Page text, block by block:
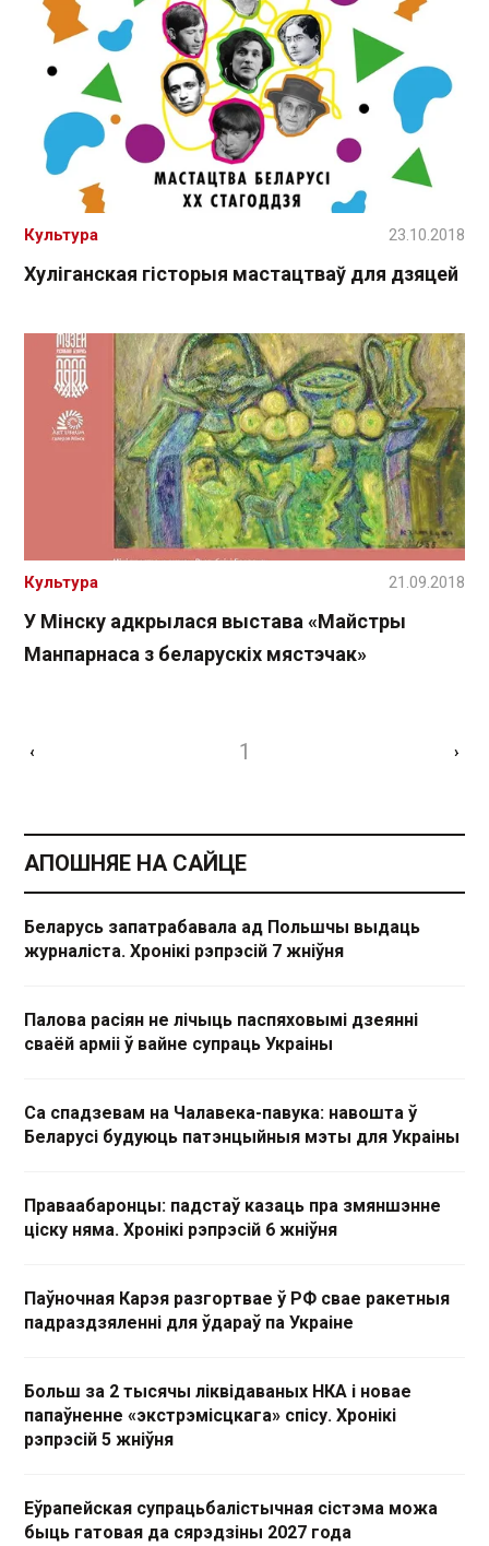
Хуліганская гісторыя мастацтваў для дзяцей
Культура 23.10.2018
У Мінску адкрылася выстава «Майстры
Манпарнаса з беларускіх мястэчак»
Культура 21.09.2018
‹ 1 ›
АПОШНЯЕ НА САЙЦЕ
Беларусь запатрабавала ад Польшчы выдаць
журналіста. Хронікі рэпрэсій 7 жніўня
Палова расіян не лічыць паспяховымі дзеянні
сваёй арміі ў вайне супраць Украіны
Са спадзевам на Чалавека-павука: навошта ў
Беларусі будуюць патэнцыйныя мэты для Украіны
Праваабаронцы: падстаў казаць пра змяншэнне
ціску няма. Хронікі рэпрэсій 6 жніўня
Паўночная Карэя разгортвае ў РФ свае ракетныя
падраздзяленні для ўдараў па Украіне
Больш за 2 тысячы ліквідаваных НКА і новае
папаўненне «экстрэмісцкага» спісу. Хронікі
рэпрэсій 5 жніўня
Еўрапейская супрацьбалістычная сістэма можа
быць гатовая да сярэдзіны 2027 года